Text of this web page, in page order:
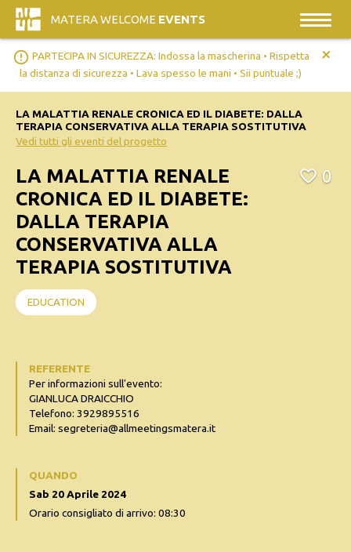
MATERA WELCOME EVENTS
error_outline PARTECIPA IN SICUREZZA: Indossa la mascherina • Rispetta
la distanza di sicurezza • Lava spesso le mani • Sii puntuale ;)
+
LA MALATTIA RENALE CRONICA ED IL DIABETE: DALLA
TERAPIA CONSERVATIVA ALLA TERAPIA SOSTITUTIVA
Vedi tutti gli eventi del progetto
LA MALATTIA RENALE
CRONICA ED IL DIABETE:
DALLA TERAPIA
CONSERVATIVA ALLA
TERAPIA SOSTITUTIVA
0
EDUCATION
REFERENTE
Per informazioni sull'evento:
GIANLUCA DRAICCHIO
Telefono: 3929895516
Email: segreteria@allmeetingsmatera.it
QUANDO
Sab 20 Aprile 2024
Orario consigliato di arrivo: 08:30